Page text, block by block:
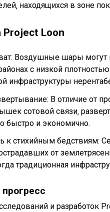
находящихся в зоне
Loon
Воздушные шары могут
с низкой плотностью
инфраструктуры
В отличие от
сотовой связи‚
быстро и экономично.
к стихийным бедствиям:
от
традиционная
и разработок